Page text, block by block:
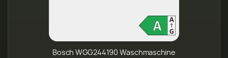
Bosch WGG244190 Waschmaschine